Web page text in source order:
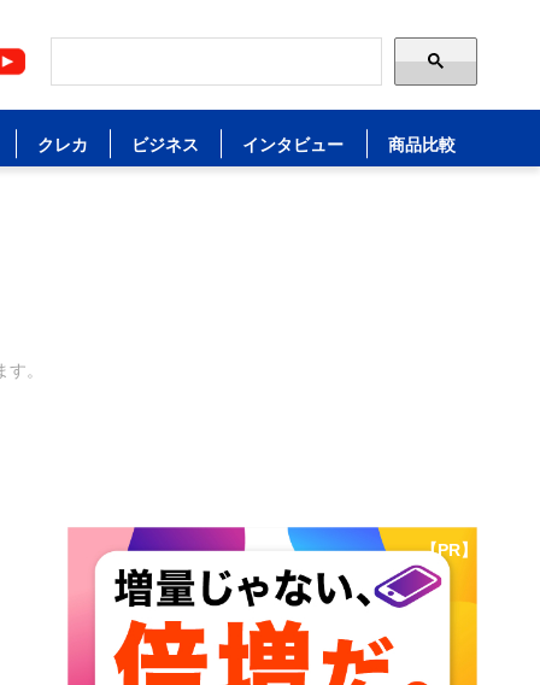
クレカ ビジネス インタビュー 商品比較
す。
【PR】